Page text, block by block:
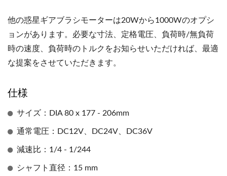
他の惑星ギアブラシモーターは20Wから1000Wのオプシ
ョンがあります。必要な寸法、定格電圧、負荷時/無負荷
時の速度、負荷時のトルクをお知らせいただければ、最適
な提案をさせていただきます。
仕様
サイズ：DIA 80 x 177 - 206mm
通常電圧：DC12V、DC24V、DC36V
減速比：1/4 - 1/244
シャフト直径：15 mm